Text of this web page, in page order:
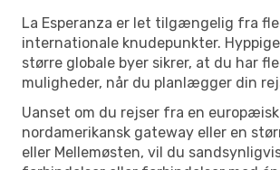
La Esperanza er let tilgængelig fra
internationale knudepunkter.
større globale byer sikrer, at du har
muligheder, når du planlægger din
Uanset om du rejser fra en
nordamerikansk gateway eller en
eller Mellemøsten, vil du